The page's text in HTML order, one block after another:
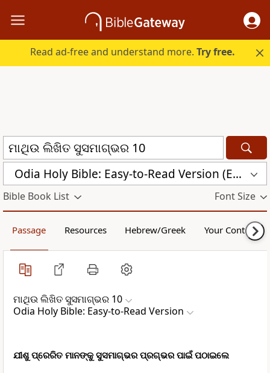
Read ad-free and understand more.Try free.
Odia Holy Bible: Easy-to-Read Version (ERV-OR)
Bible Book List Font Size
Passage Resources Hebrew/Greek Your Content
ମାଥିଉ ଲିଖିତ ସୁସମାଗ୍ଭର 10
Odia Holy Bible: Easy-to-Read Version
ଯୀଶୁ ପ୍ରେରିତ ମାନଙ୍କୁ ସୁସମାଗ୍ଭର ପ୍ରଗ୍ଭର ପାଇଁ ପଠାଇଲେ